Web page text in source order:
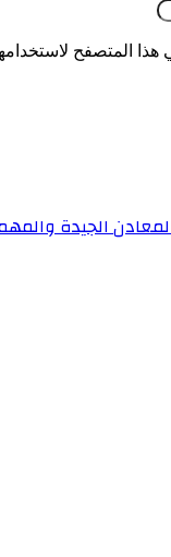
المتصفح
الجيدة